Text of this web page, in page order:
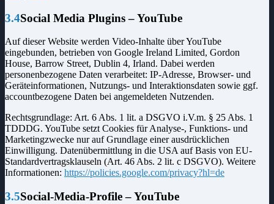
3.4Social Media Plugins – YouTube
Auf dieser Website werden Video-Inhalte über YouTube
eingebunden, betrieben von Google Ireland Limited, Gordon
House, Barrow Street, Dublin 4, Irland. Dabei werden
personenbezogene Daten verarbeitet: IP-Adresse, Browser- und
Geräteinformationen, Nutzungs- und Interaktionsdaten sowie ggf.
accountbezogene Daten bei angemeldeten Nutzenden.
Rechtsgrundlage: Art. 6 Abs. 1 lit. a DSGVO i.V.m. § 25 Abs. 1
TDDDG. YouTube setzt Cookies für Analyse-, Funktions- und
Marketingzwecke nur auf Grundlage einer ausdrücklichen
Einwilligung. Datenübermittlung in die USA auf Basis von EU-
Standardvertragsklauseln (Art. 46 Abs. 2 lit. c DSGVO). Weitere
Informationen: https://policies.google.com/privacy?hl=de
3.5Social-Media-Profile – YouTube